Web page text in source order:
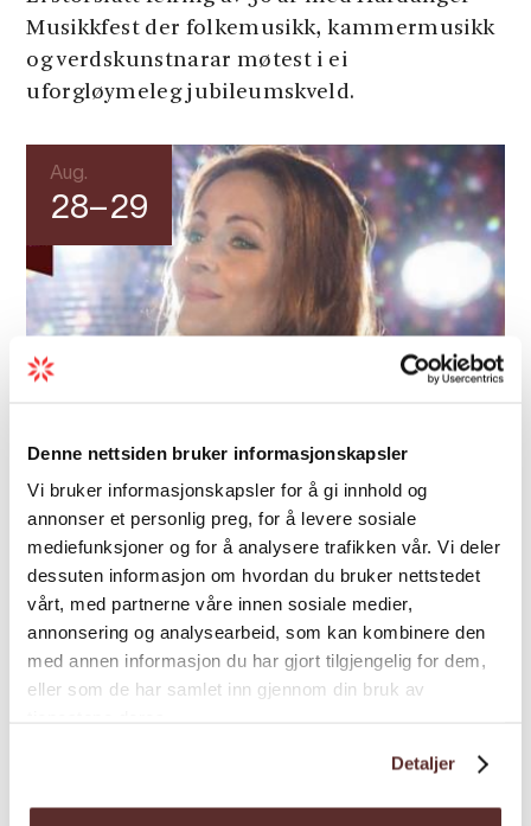
Denne nettsiden bruker informasjonskapsler
Vi bruker informasjonskapsler for å gi innhold og
annonser et personlig preg, for å levere sosiale
mediefunksjoner og for å analysere trafikken vår. Vi deler
dessuten informasjon om hvordan du bruker nettstedet
vårt, med partnerne våre innen sosiale medier,
annonsering og analysearbeid, som kan kombinere den
med annen informasjon du har gjort tilgjengelig for dem,
eller som de har samlet inn gjennom din bruk av
Detaljer
Musikkfest der folkemusikk, kammermusikk
og verdskunstnarar møtest i ei
uforgløymeleg jubileumskveld.
Aug.
28–29
Konsert
Discokveld på Krossvoll
Opplev discoens gullalder med Ingunn
Dalland og musikarar frå KORK – ein kveld
fylt med ikoniske hits og levande speleglede.
28–29